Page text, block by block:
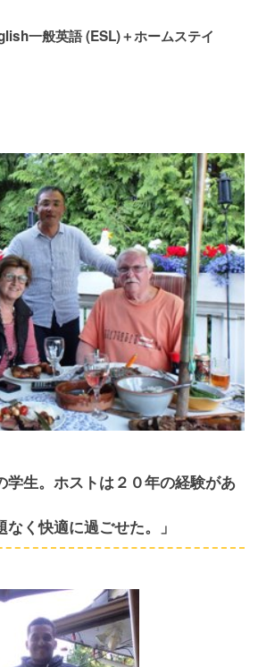
一般英語 (ESL)＋ホームステイ
学生。ホストは２０年の経験があ
なく快適に過ごせた。」